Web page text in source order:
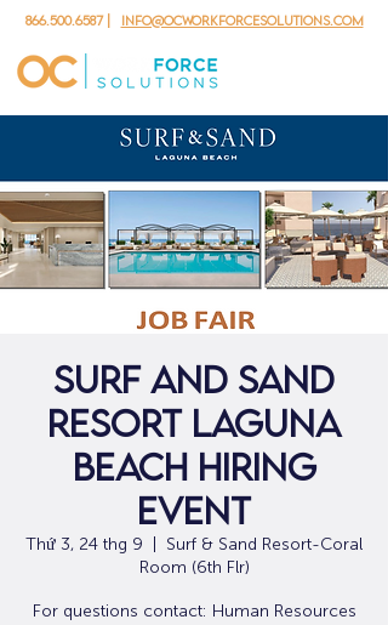
866.500.6587| info@ocworkforcesolutions.com
Surf and Sand
Resort Laguna
Beach Hiring
Event
Thứ 3, 24 thg 9
Surf & Sand Resort-Coral
Room (6th Flr)
For questions contact: Human Resources